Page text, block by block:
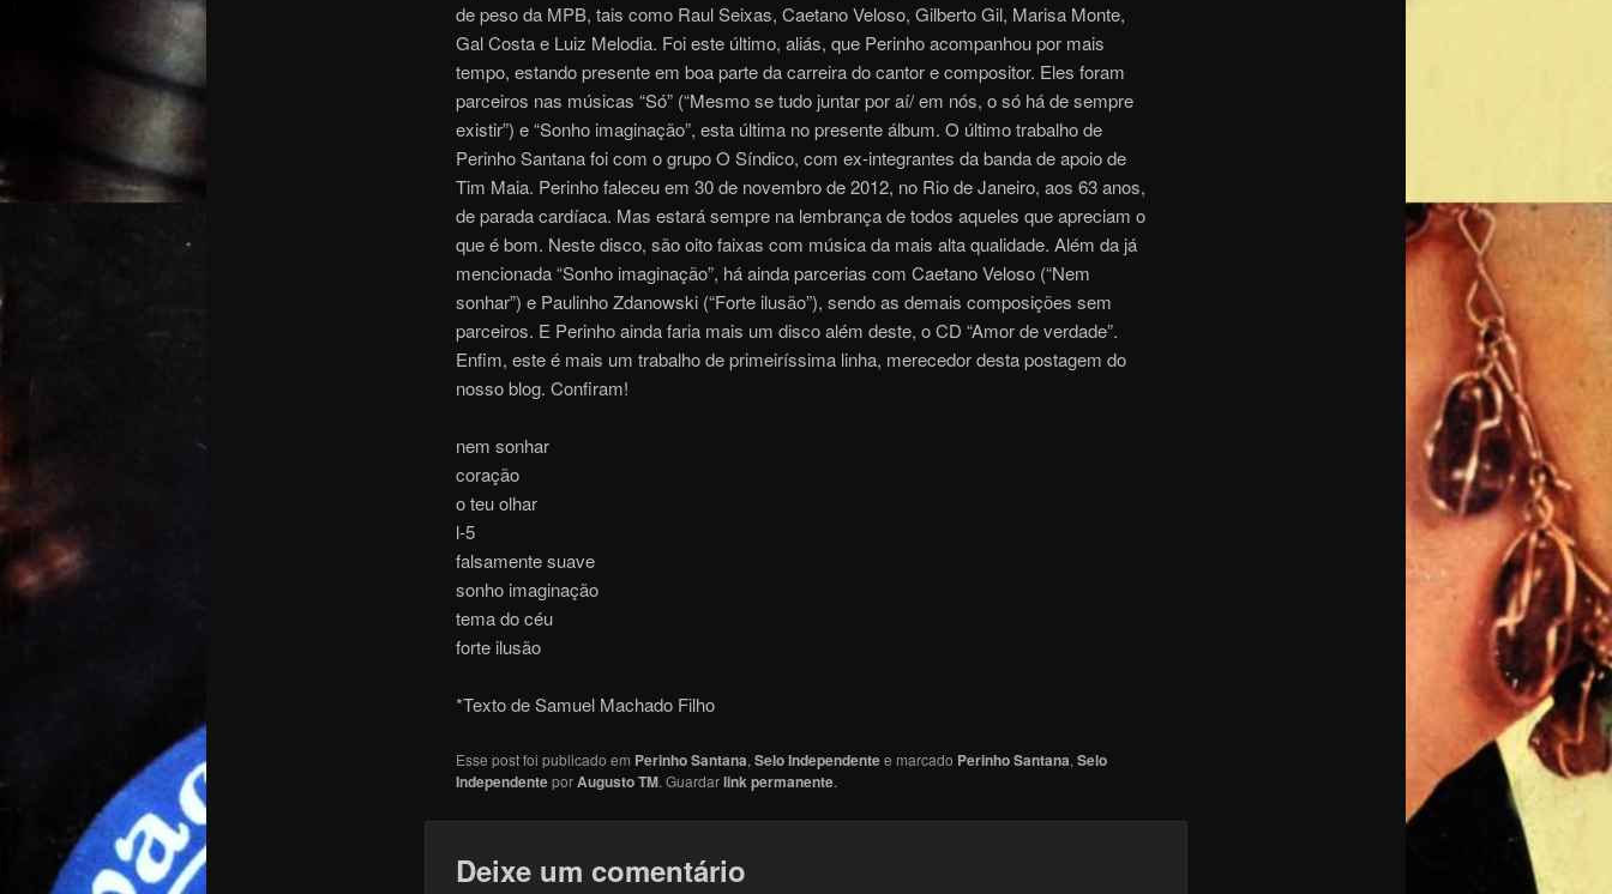
de peso da MPB, tais como Raul Seixas, Caetano Veloso, Gilberto Gil, Marisa Monte,
Gal Costa e Luiz Melodia. Foi este último, aliás, que Perinho acompanhou por mais
tempo, estando presente em boa parte da carreira do cantor e compositor. Eles foram
parceiros nas músicas “Só” (“Mesmo se tudo juntar por aí/ em nós, o só há de sempre
existir”) e “Sonho imaginação”, esta última no presente álbum. O último trabalho de
Perinho Santana foi com o grupo O Síndico, com ex-integrantes da banda de apoio de
Tim Maia. Perinho faleceu em 30 de novembro de 2012, no Rio de Janeiro, aos 63 anos,
de parada cardíaca. Mas estará sempre na lembrança de todos aqueles que apreciam o
que é bom. Neste disco, são oito faixas com música da mais alta qualidade. Além da já
mencionada “Sonho imaginação”, há ainda parcerias com Caetano Veloso (“Nem
sonhar”) e Paulinho Zdanowski (“Forte ilusão”), sendo as demais composições sem
parceiros. E Perinho ainda faria mais um disco além deste, o CD “Amor de verdade”.
Enfim, este é mais um trabalho de primeiríssima linha, merecedor desta postagem do
nosso blog. Confiram!
nem sonhar
coração
o teu olhar
l-5
falsamente suave
sonho imaginação
tema do céu
forte ilusão
*Texto de Samuel Machado Filho
Esse post foi publicado em Perinho Santana, Selo Independentee marcado Perinho Santana, Selo
IndependenteporAugusto TM. Guardarlink permanente.
Deixe um comentário